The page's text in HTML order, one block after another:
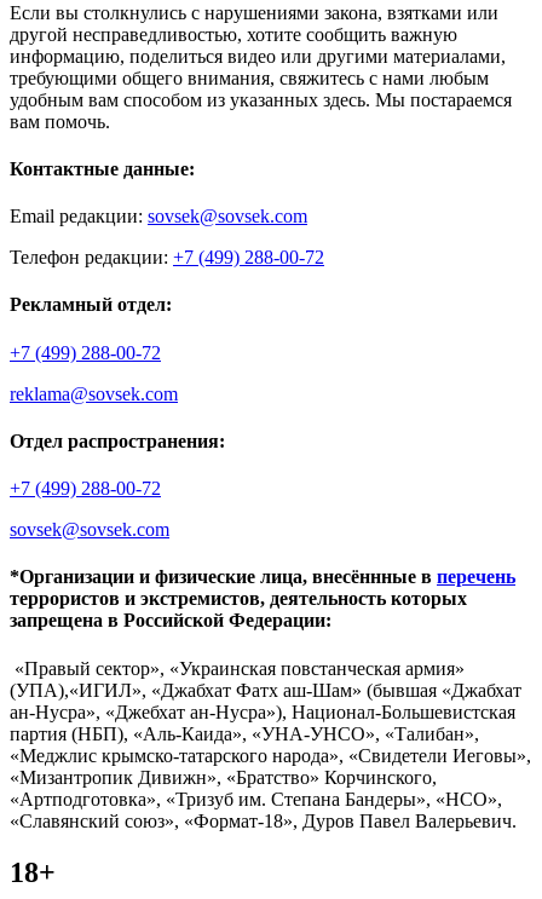
Если вы столкнулись с нарушениями закона, взятками или
другой несправедливостью, хотите сообщить важную
информацию, поделиться видео или другими материалами,
требующими общего внимания, свяжитесь с нами любым
удобным вам способом из указанных здесь. Мы постараемся
вам помочь.
Контактные данные:
Email редакции: sovsek@sovsek.com
Телефон редакции: +7 (499) 288-00-72
Рекламный отдел:
+7 (499) 288-00-72
reklama@sovsek.com
Отдел распространения:
+7 (499) 288-00-72
sovsek@sovsek.com
*Организации и физические лица, внесённные в перечень
террористов и экстремистов, деятельность которых
запрещена в Российской Федерации:
«Правый сектор», «Украинская повстанческая армия»
(УПА),«ИГИЛ», «Джабхат Фатх аш-Шам» (бывшая «Джабхат
ан-Нусра», «Джебхат ан-Нусра»), Национал-Большевистская
партия (НБП), «Аль-Каида», «УНА-УНСО», «Талибан»,
«Меджлис крымско-татарского народа», «Свидетели Иеговы»,
«Мизантропик Дивижн», «Братство» Корчинского,
«Артподготовка», «Тризуб им. Степана Бандеры», «НСО»,
«Славянский союз», «Формат-18», Дуров Павел Валерьевич.
18+